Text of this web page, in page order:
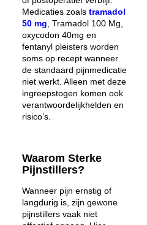
Medicaties zoals tramadol
50 mg , Tramadol 100 Mg,
oxycodon 40mg en
fentanyl pleisters worden
soms op recept wanneer
de standaard pijnmedicatie
niet werkt. Alleen met deze
ingreepstogen komen ook
verantwoordelĳkhelden en
risico’s.
Waarom Sterke
Pijnstillers?
Wanneer pijn ernstig of
langdurig is, zijn gewone
pijnstillers vaak niet